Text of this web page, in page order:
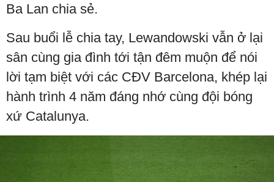
Ba Lan chia sẻ.
Sau buổi lễ chia tay, Lewandowski vẫn ở lại
sân cùng gia đình tới tận đêm muộn để nói
lời tạm biệt với các CĐV Barcelona, khép lại
hành trình 4 năm đáng nhớ cùng đội bóng
xứ Catalunya.